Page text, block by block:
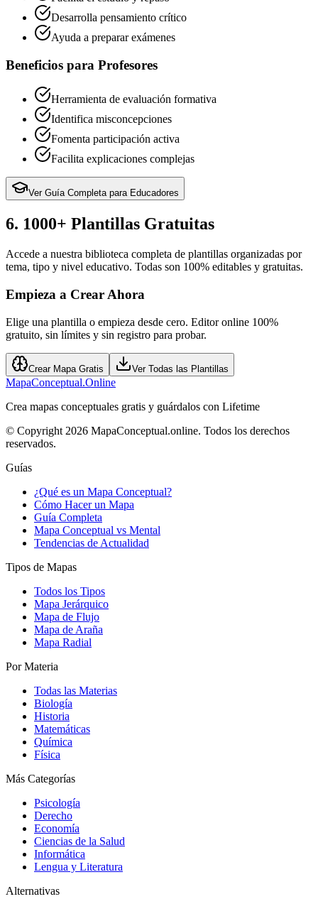
Desarrolla pensamiento crítico
Ayuda a preparar exámenes
Beneficios para Profesores
Herramienta de evaluación formativa
Identifica misconcepciones
Fomenta participación activa
Facilita explicaciones complejas
Ver Guía Completa para Educadores
6. 1000+ Plantillas Gratuitas
Accede a nuestra biblioteca completa de plantillas organizadas por
tema, tipo y nivel educativo. Todas son 100% editables y gratuitas.
Empieza a Crear Ahora
Elige una plantilla o empieza desde cero. Editor online 100%
gratuito, sin límites y sin registro para probar.
Crear Mapa Gratis Ver Todas las Plantillas
MapaConceptual.Online
Crea mapas conceptuales gratis y guárdalos con Lifetime
© Copyright 2026 MapaConceptual.online. Todos los derechos
reservados.
Guías
¿Qué es un Mapa Conceptual?
Cómo Hacer un Mapa
Guía Completa
Mapa Conceptual vs Mental
Tendencias de Actualidad
Tipos de Mapas
Todos los Tipos
Mapa Jerárquico
Mapa de Flujo
Mapa de Araña
Mapa Radial
Por Materia
Todas las Materias
Biología
Historia
Matemáticas
Química
Física
Más Categorías
Psicología
Derecho
Economía
Ciencias de la Salud
Informática
Lengua y Literatura
Alternativas